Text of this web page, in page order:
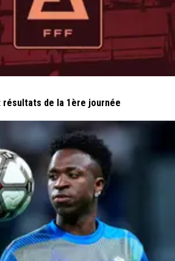
résultats de la 1ère journée